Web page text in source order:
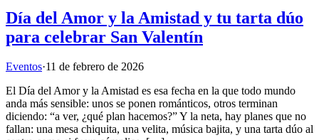
Día del Amor y la Amistad y tu tarta dúo
para celebrar San Valentín
Eventos·11 de febrero de 2026
El Día del Amor y la Amistad es esa fecha en la que todo mundo
anda más sensible: unos se ponen románticos, otros terminan
diciendo: “a ver, ¿qué plan hacemos?” Y la neta, hay planes que no
fallan: una mesa chiquita, una velita, música bajita, y una tarta dúo al